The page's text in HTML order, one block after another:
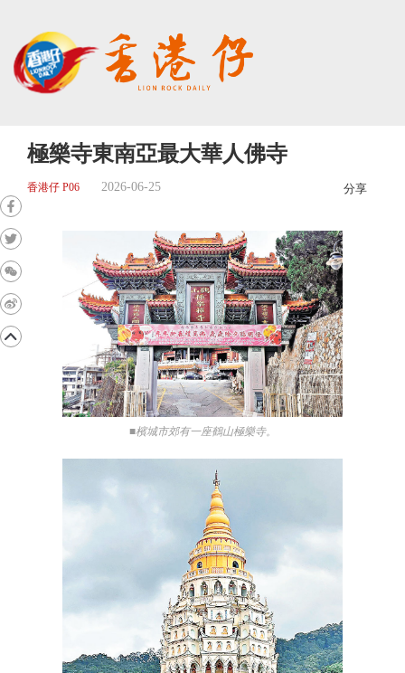
極樂寺東南亞最大華人佛寺
香港仔 P06 2026-06-25 分享
■檳城市郊有一座鶴山極樂寺。